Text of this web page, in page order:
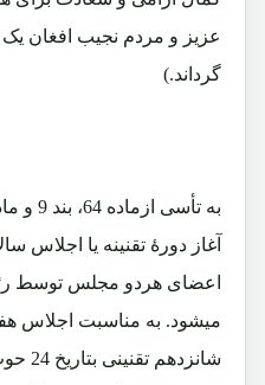
عزیز و مردم نجیب افغان
گرداند.)
آغاز دورۀ تقنینه یا اجلاس
اعضای هردو مجلس توسط
میشود. به مناسبت اجلاس